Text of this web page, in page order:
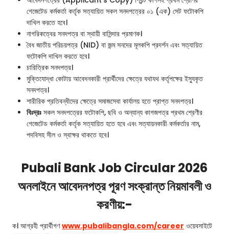
গেজেটেড কর্মকর্তা কর্তৃক সত্যায়িত সকল সনদপত্রের ০১ (এক) সেট ফটোকপি
দাখিল করতে হবে।
নাগরিকত্বের সনদপত্র বা স্থায়ী বাসিন্দার প্রমাণক।
বৈধ জাতীয় পরিচয়পত্র (NID) বা জন্ম সনদের মূলকপি প্রদর্শন এবং সত্যায়িত
ফটোকপি দাখিল করতে হবে।
চারিত্রিক সনদপত্র।
মুক্তিযোদ্ধা কোটায় আবেদনকারী প্রার্থীদের ক্ষেত্রে যথাযথ কর্তৃপক্ষের ইস্যুকৃত
সনদপত্র।
শারীরিক প্রতিবন্ধীদের ক্ষেত্রে সমাজসেবা কার্যালয় হতে প্রাপ্ত সনদপত্র।
বিঃদ্রঃ সকল সনদপত্রের ফটোকপি, ছবি ও অন্যান্য কাগজপত্র প্রথম শ্রেণীর
গেজেটেড কর্মকর্তা কর্তৃক সত্যায়িত হতে হবে এবং সত্যায়নকারী কর্মকর্তার নাম,
পদবিসহ সীল ও স্বাক্ষর থাকতে হবে।
Pubali Bank Job Circular 2026
অনলাইনে আবেদনপত্র পূরণ সংক্রান্ত নিয়মাবলী ও
করণীয়:-
ক। আগ্রহী প্রার্থীগণwww.pubalibangla.com/career ওয়েবসাইটে